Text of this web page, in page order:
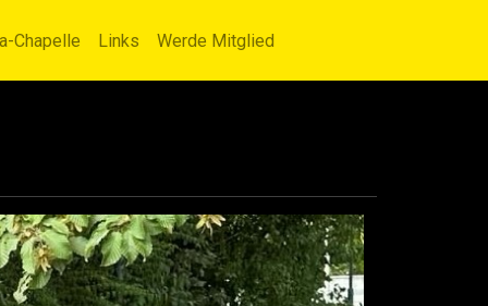
Chapelle Links Werde Mitglied